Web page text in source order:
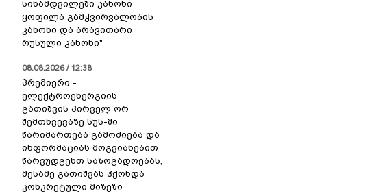
სინამდვილეში კანონი
ყოფილა გამჭვირვალობის
კანონი და არავითარი
რუსული კანონი"
08.08.2026 / 12:38
პრემიერი -
ელექტროენერგიის
გათიშვის პირველ ორ
შემთხვევაზე სუს-ში
წარიმართება გამოძიება და
ინფორმაციას მოგვიანებით
წარვუდგენთ საზოგადოებას,
მესამე გათიშვას ჰქონდა
კონკრეტული მიზეზი